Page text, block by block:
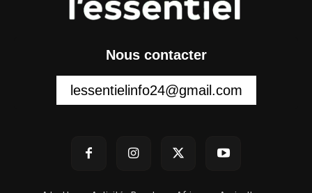
Nous contacter
lessentielinfo24@gmail.com